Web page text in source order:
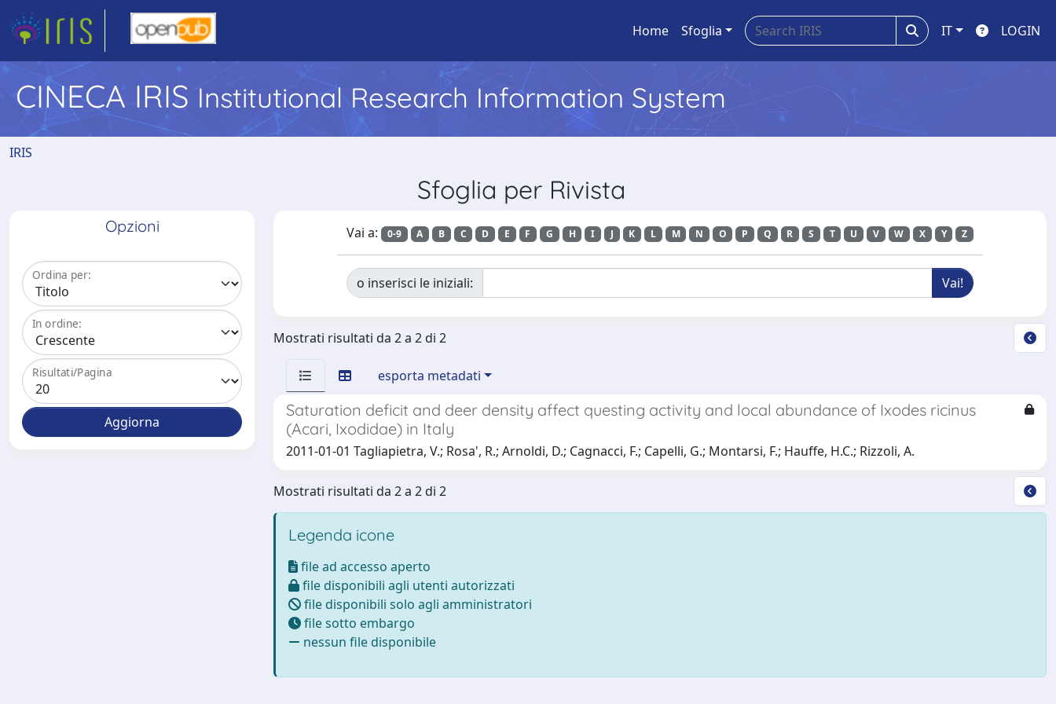
Home Sfoglia IT LOGIN
CINECA IRIS Institutional Research Information System
IRIS
Sfoglia per Rivista
Opzioni
Ordina per:
In ordine:
Risultati/Pagina
Vai a: 0-9 A B C D E F G H I J K L M N O P Q R S T U V W X Y Z
o inserisci le iniziali:
Mostrati risultati da 2 a 2 di 2
esporta metadati
Saturation deficit and deer density affect questing activity and local abundance of Ixodes ricinus
(Acari, Ixodidae) in Italy
2011-01-01 Tagliapietra, V.; Rosa', R.; Arnoldi, D.; Cagnacci, F.; Capelli, G.; Montarsi, F.; Hauffe, H.C.; Rizzoli, A.
Mostrati risultati da 2 a 2 di 2
Legenda icone
file ad accesso aperto
file disponibili agli utenti autorizzati
file disponibili solo agli amministratori
file sotto embargo
nessun file disponibile